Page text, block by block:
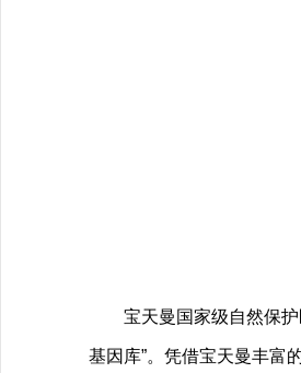
宝天曼国家级自然保
基因库”。凭借宝天曼丰富